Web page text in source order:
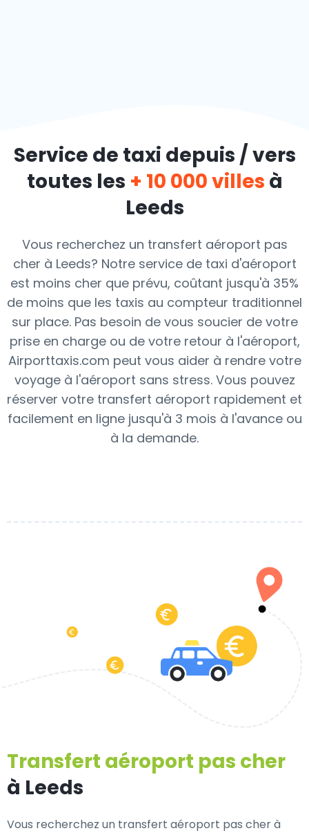
Service de taxi depuis / vers
toutes les + 10 000 villes à
Leeds
Vous recherchez un transfert aéroport pas
cher à Leeds? Notre service de taxi d'aéroport
est moins cher que prévu, coûtant jusqu'à 35%
de moins que les taxis au compteur traditionnel
sur place. Pas besoin de vous soucier de votre
prise en charge ou de votre retour à l'aéroport,
Airporttaxis.com peut vous aider à rendre votre
voyage à l'aéroport sans stress. Vous pouvez
réserver votre transfert aéroport rapidement et
facilement en ligne jusqu'à 3 mois à l'avance ou
à la demande.
Transfert aéroport pas cher
à Leeds
Vous recherchez un transfert aéroport pas cher à